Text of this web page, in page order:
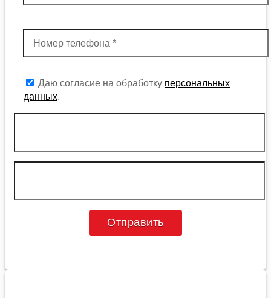
Даю согласие на обработку персональных
данных.